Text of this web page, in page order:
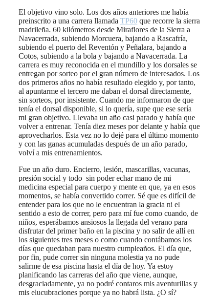
El objetivo vino solo. Los dos años anteriores me había
preinscrito a una carrera llamada TP60 que recorre la sierra
madrileña. 60 kilómetros desde Miraflores de la Sierra a
Navacerrada, subiendo Morcuera, bajando a Rascafría,
subiendo el puerto del Reventón y Peñalara, bajando a
Cotos, subiendo a la bola y bajando a Navacerrada. La
carrera es muy reconocida en el mundillo y los dorsales se
entregan por sorteo por el gran número de interesados. Los
dos primeros años no había resultado elegido y, por tanto,
al apuntarme el tercero me daban el dorsal directamente,
sin sorteos, por insistente. Cuando me informaron de que
tenía el dorsal disponible, si lo quería, supe que ese sería
mi gran objetivo. Llevaba un año casi parado y había que
volver a entrenar. Tenía diez meses por delante y había que
aprovecharlos. Esta vez no lo dejé para el último momento
y con las ganas acumuladas después de un año parado,
volví a mis entrenamientos.
Fue un año duro. Encierro, lesión, mascarillas, vacunas,
presión social y todo sin poder echar mano de mi
medicina especial para cuerpo y mente en que, ya en esos
momentos, se había convertido correr. Sé que es difícil de
entender para los que no le encuentran la gracia ni el
sentido a esto de correr, pero para mí fue como cuando, de
niños, esperábamos ansiosos la llegada del verano para
disfrutar del primer baño en la piscina y no salir de allí en
los siguientes tres meses o como cuando contábamos los
días que quedaban para nuestro cumpleaños. El día que,
por fin, pude correr sin ninguna molestia ya no pude
salirme de esa piscina hasta el día de hoy. Ya estoy
planificando las carreras del año que viene, aunque,
desgraciadamente, ya no podré contaros mis aventurillas y
mis elucubraciones porque ya no habrá lista. ¿O sí?